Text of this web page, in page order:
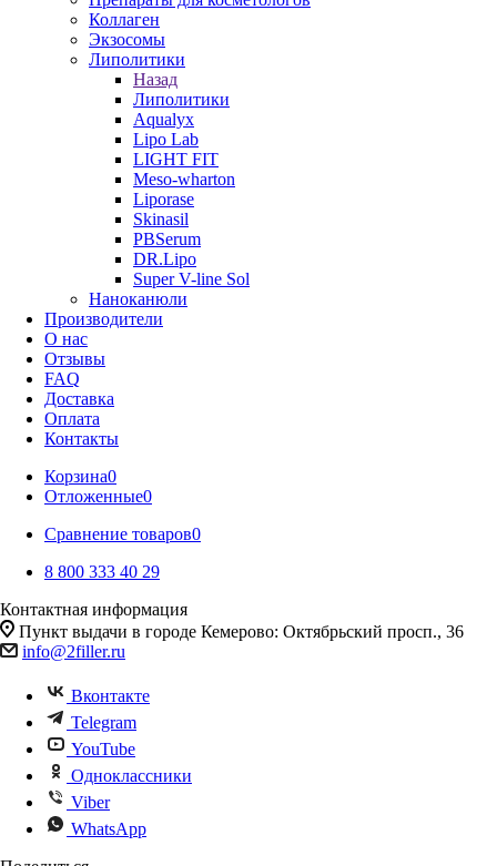
Коллаген
Экзосомы
Липолитики
Назад
Липолитики
Aqualyx
Lipo Lab
LIGHT FIT
Meso-wharton
Liporase
Skinasil
PBSerum
DR.Lipo
Super V-line Sol
Наноканюли
Производители
О нас
Отзывы
FAQ
Доставка
Оплата
Контакты
Корзина0
Отложенные0
Сравнение товаров0
8 800 333 40 29
Контактная информация
Пункт выдачи в городе Кемерово: Октябрьский просп., 36
info@2filler.ru
Вконтакте
Telegram
YouTube
Одноклассники
Viber
WhatsApp